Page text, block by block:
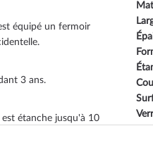
équipé un fermoir
3 ans.
étanche jusqu'à 10